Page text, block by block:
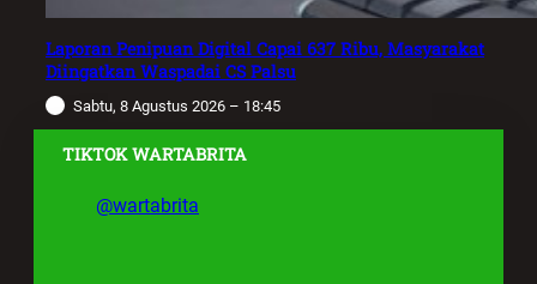
Laporan Penipuan Digital Capai 637 Ribu, Masyarakat
Diingatkan Waspadai CS Palsu
Sabtu, 8 Agustus 2026 – 18:45
TIKTOK WARTABRITA
@wartabrita